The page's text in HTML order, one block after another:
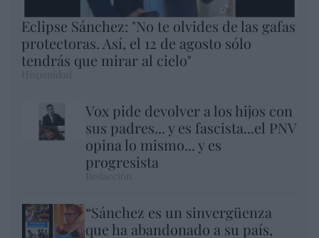
Eclipse Sánchez: "No te olvides de las gafas
protectoras. Así, el 12 de agosto sólo
tendrás que mirar al cielo"
Vox pide devolver a los hijos con
sus padres... y es fascista...el PNV
opina lo mismo... y es
progresista
“Sánchez es un sinvergüenza
que ha abandonado a su país,